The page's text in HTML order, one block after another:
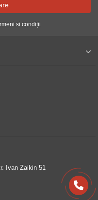
si condiții
Ivan Zaikin 51